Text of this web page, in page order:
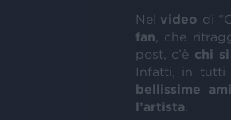
Nel video di
fan , che
post, c’è chi
Infatti, in tutti
bellissime
l’artista